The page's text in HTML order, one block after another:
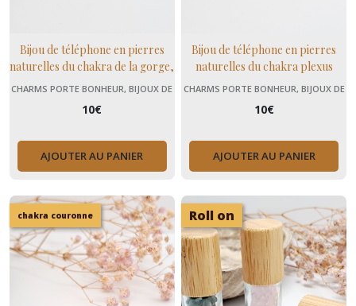
Bijou de téléphone en pierres
naturelles du chakra de la gorge,
cadeau Noël
CHARMS PORTE BONHEUR, BIJOUX DE
10€
AJOUTER AU PANIER
Bijou de téléphone en pierres
naturelles du chakra plexus
solaire, cadeau Noël
CHARMS PORTE BONHEUR, BIJOUX DE
10€
AJOUTER AU PANIER
chakra couronne Roll on